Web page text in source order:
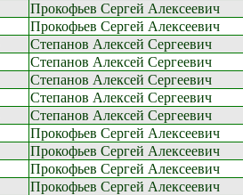
Прокофьев Сергей Алексеевич
Прокофьев Сергей Алексеевич
Степанов Алексей Сергеевич
Степанов Алексей Сергеевич
Степанов Алексей Сергеевич
Степанов Алексей Сергеевич
Степанов Алексей Сергеевич
Прокофьев Сергей Алексеевич
Прокофьев Сергей Алексеевич
Прокофьев Сергей Алексеевич
Прокофьев Сергей Алексеевич